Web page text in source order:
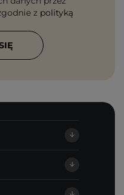
z polityką